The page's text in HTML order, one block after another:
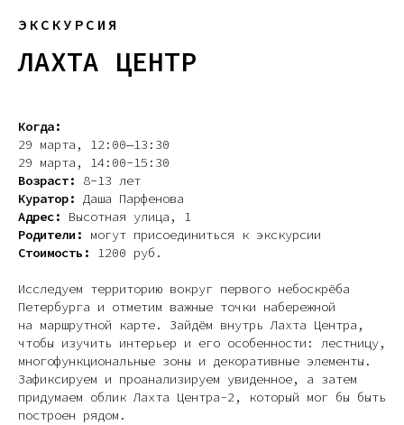
ЭКСКУРСИЯ
ЛАХТА ЦЕНТР
Когда:
29 марта, 12:00—13:30
29 марта, 14:00−15:30
Возраст:
8−13 лет
Куратор: Даша Парфенова
Адрес:
Высотная улица, 1
Родители:
могут присоединиться к экскурсии
Стоимость:
1200 руб.
Исследуем территорию вокруг первого небоскрёба
Петербурга и отметим важные точки набережной
на маршрутной карте. Зайдём внутрь Лахта Центра,
чтобы изучить интерьер и его особенности: лестницу,
многофункциональные зоны и декоративные элементы.
Зафиксируем и проанализируем увиденное, а затем
придумаем облик Лахта Центра-2, который мог бы быть
построен рядом.